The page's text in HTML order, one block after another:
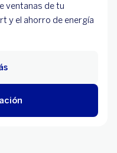
ventanas de tu
y el ahorro de energía